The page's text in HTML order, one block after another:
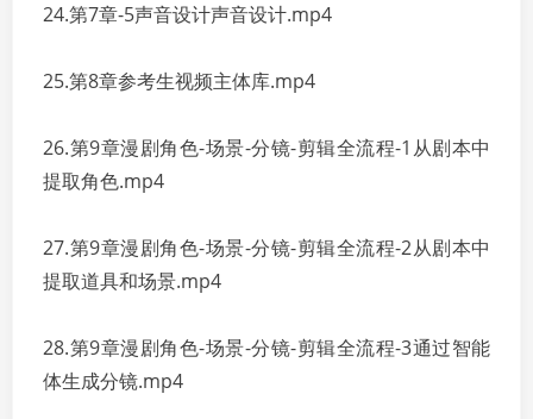
24.第7章-5声音设计声音设计.mp4
25.第8章参考生视频主体库.mp4
26.第9章漫剧角色-场景-分镜-剪辑全流程-1从剧本中
提取角色.mp4
27.第9章漫剧角色-场景-分镜-剪辑全流程-2从剧本中
提取道具和场景.mp4
28.第9章漫剧角色-场景-分镜-剪辑全流程-3通过智能
体生成分镜.mp4